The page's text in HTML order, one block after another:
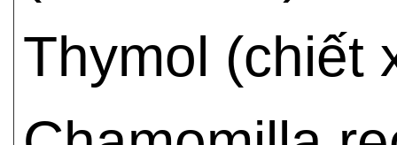
Thymol (chiết